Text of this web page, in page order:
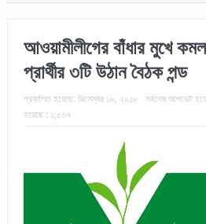
আওয়ামীলীগের বাঁধার মুখে
প্রার্থীর ৩টি উঠান বৈঠক পন্ড
প্রকাশিত হয়েছে: ডিসেম্বর ১৬, ২০১৮ সর্বশেষ আপডেট
হয়েছে : ১,৫৩৭